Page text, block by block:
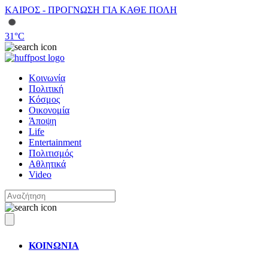
ΚΑΙΡΟΣ - ΠΡΟΓΝΩΣΗ ΓΙΑ ΚΑΘΕ ΠΟΛΗ
31°C
Κοινωνία
Πολιτική
Κόσμος
Οικονομία
Άποψη
Life
Entertainment
Πολιτισμός
Αθλητικά
Video
ΚΟΙΝΩΝΙΑ